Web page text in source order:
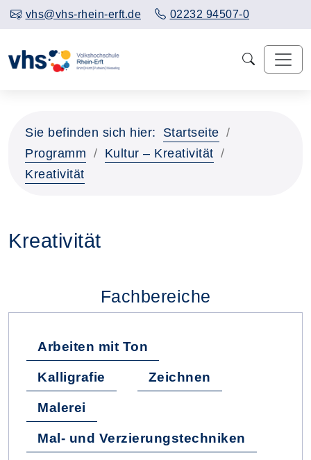
vhs@vhs-rhein-erft.de 02232 94507-0
Sie befinden sich hier:
Startseite
Programm
Kultur – Kreativität
Kreativität
Kreativität
Fachbereiche
Arbeiten mit Ton
Kalligrafie Zeichnen
Malerei
Mal- und Verzierungstechniken